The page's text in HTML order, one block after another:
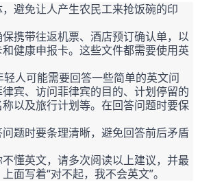
避免让人产生农民工来抢饭碗的印
携带往返机票、酒店预订确认单，以
健康申报卡。这些文件都需要使用英
人可能需要回答一些简单的英文问
宾、访问菲律宾的目的、计划停留的
以及旅行计划等。在回答问题时要保
题时要条理清晰，避免回答前后矛盾
懂英文，请多次阅读以上建议，并最
面写着“对不起，我不会英文”。